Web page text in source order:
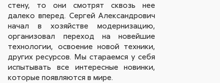
стену, то они смотрят сквозь нее
далеко вперед. Сергей Александрович
начал в хозяйстве модернизацию,
организовал переход на новейшие
технологии, освоение новой техники,
других ресурсов. Мы стараемся у себя
испытывать все интересные новинки,
которые появляются в мире.